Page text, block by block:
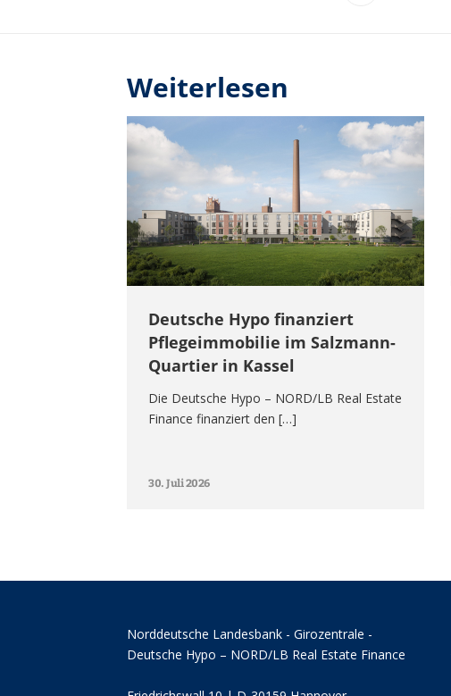
Weiterlesen
Deutsche Hypo finanziert
Pflegeimmobilie im Salzmann-
Quartier in Kassel
Die Deutsche Hypo – NORD/LB Real Estate
Finance finanziert den […]
30. Juli 2026
Norddeutsche Landesbank - Girozentrale -
Deutsche Hypo – NORD/LB Real Estate Finance